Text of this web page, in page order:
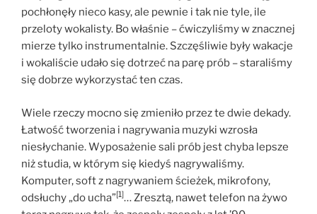
pochłonęły nieco kasy, ale pewnie i tak nie tyle, ile
przeloty wokalisty. Bo właśnie – ćwiczyliśmy w znacznej
mierze tylko instrumentalnie. Szczęśliwie były wakacje
i wokaliście udało się dotrzeć na parę prób – staraliśmy
się dobrze wykorzystać ten czas.
Wiele rzeczy mocno się zmieniło przez te dwie dekady.
Łatwość tworzenia i nagrywania muzyki wzrosła
niesłychanie. Wyposażenie sali prób jest chyba lepsze
niż studia, w którym się kiedyś nagrywaliśmy.
Komputer, soft z nagrywaniem ścieżek, mikrofony,
odsłuchy „do ucha”[1]… Zresztą, nawet telefon na żywo